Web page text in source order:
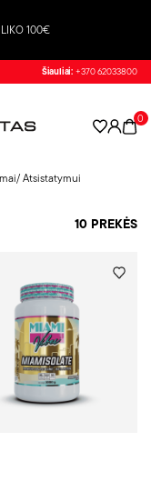
LIKO 100€
Šiauliai: +370 62033800
0
Atsistatymui
10 PREKĖS